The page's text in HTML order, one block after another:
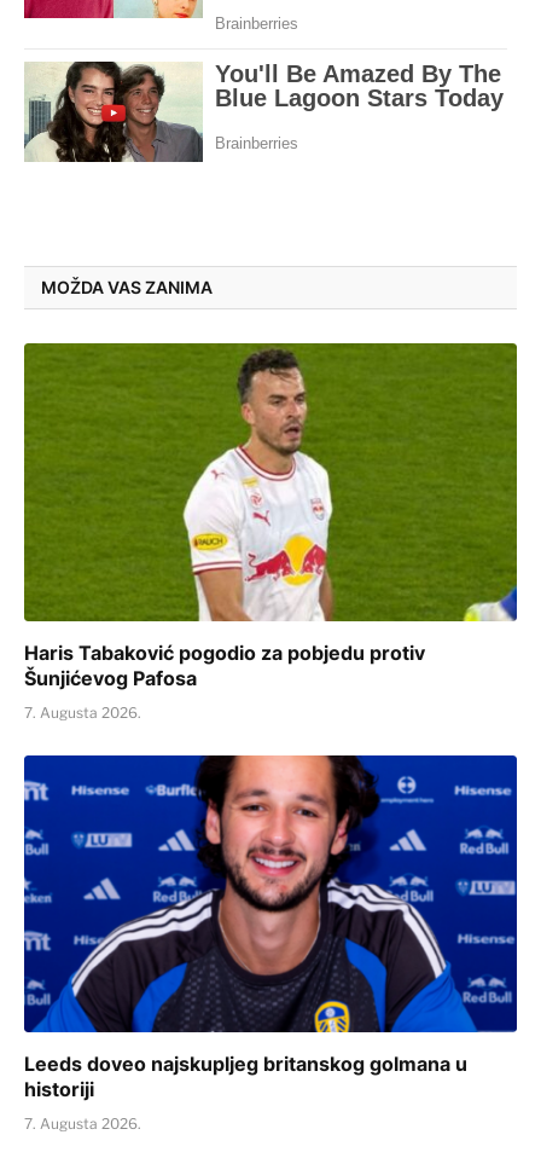
MOŽDA VAS ZANIMA
Haris Tabaković pogodio za pobjedu protiv
Šunjićevog Pafosa
7. Augusta 2026.
Leeds doveo najskupljeg britanskog golmana u
historiji
7. Augusta 2026.